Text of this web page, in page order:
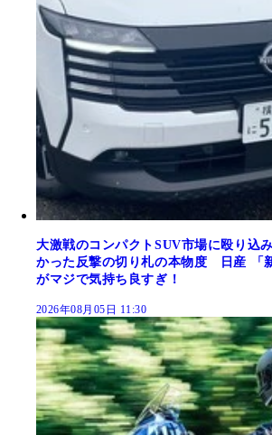
大激戦のコンパクトSUV市場に殴り込
かった反撃の切り札の本物度 日産 「
がマジで気持ち良すぎ！
2026年08月05日 11:30